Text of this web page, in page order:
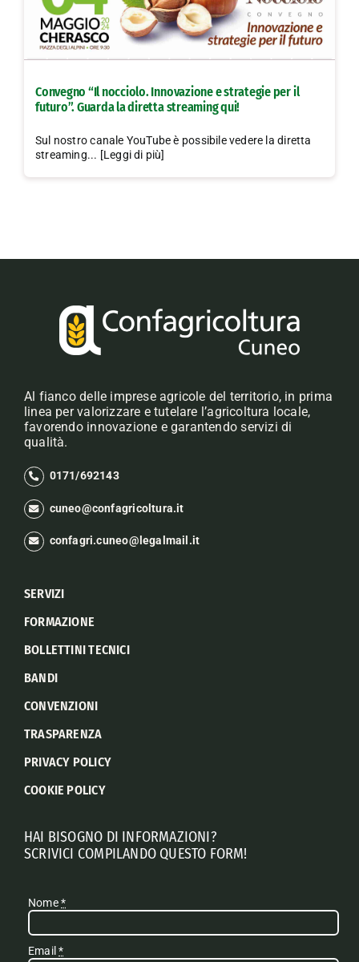
Convegno “Il nocciolo. Innovazione e strategie per il
futuro”. Guarda la diretta streaming qui!
Sul nostro canale YouTube è possibile vedere la diretta
streaming... [Leggi di più]
Al fianco delle imprese agricole del territorio, in prima
linea per valorizzare e tutelare l’agricoltura locale,
favorendo innovazione e garantendo servizi di
qualità.
0171/692143
cuneo@confagricoltura.it
confagri.cuneo@legalmail.it
SERVIZI
FORMAZIONE
BOLLETTINI TECNICI
BANDI
CONVENZIONI
TRASPARENZA
PRIVACY POLICY
COOKIE POLICY
HAI BISOGNO DI INFORMAZIONI?
SCRIVICI COMPILANDO QUESTO FORM!
Nome*
Email*